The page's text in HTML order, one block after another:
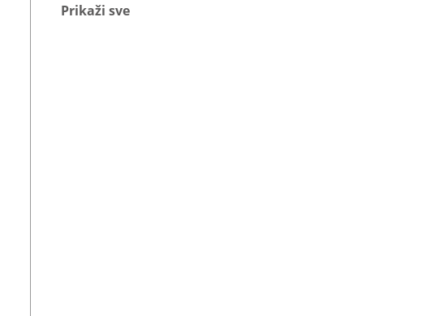
Prikaži sve